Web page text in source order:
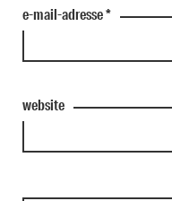
e-mail-adresse*
website